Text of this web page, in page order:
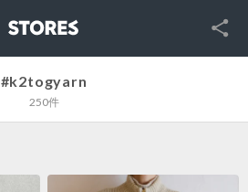
SNS
#k2togyarn
250件